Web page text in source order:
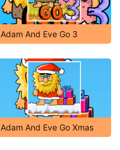
Adam And Eve Go 3
Adam And Eve Go Xmas